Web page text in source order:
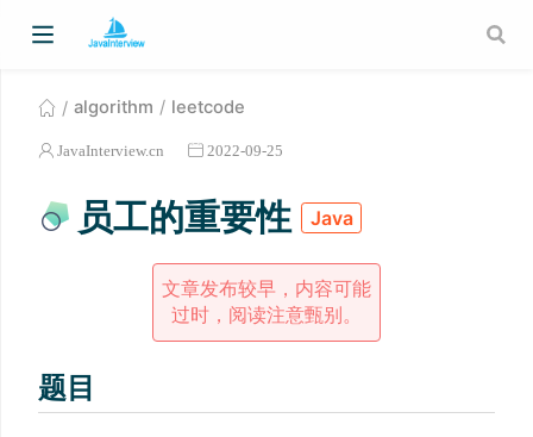
algorithm leetcode
JavaInterview.cn 2022-09-25
员工的重要性 Java
文章发布较早，内容可能
过时，阅读注意甄别。
题目